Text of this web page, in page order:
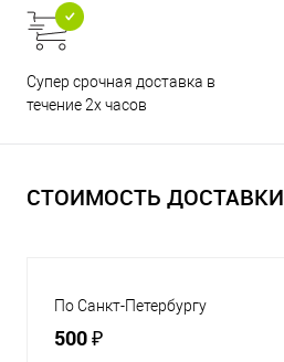
Супер срочная доставка в
течение 2х часов
СТОИМОСТЬ ДОСТАВКИ
По Санкт-Петербургу
500 ₽